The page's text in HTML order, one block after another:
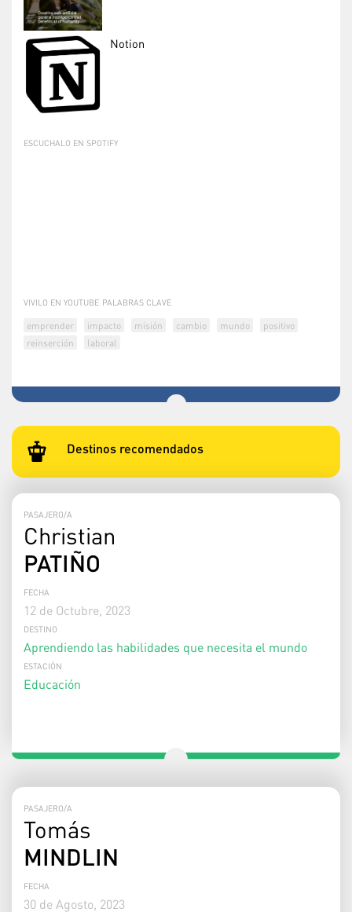
Notion
ESCUCHALO EN SPOTIFY
VIVILO EN YOUTUBE PALABRAS CLAVE
emprender impacto misión cambio mundo
positivo
reinserción
laboral
Destinos recomendados
PASAJERO/A
Christian
PATIÑO
FECHA
12 de Octubre, 2023
DESTINO
Aprendiendo las habilidades que necesita el mundo
ESTACIÓN
Educación
PASAJERO/A
Tomás
MINDLIN
FECHA
30 de Agosto, 2023